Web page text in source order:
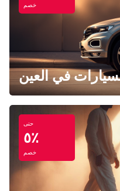
خصم
في العين
حتى
٥٪
خصم